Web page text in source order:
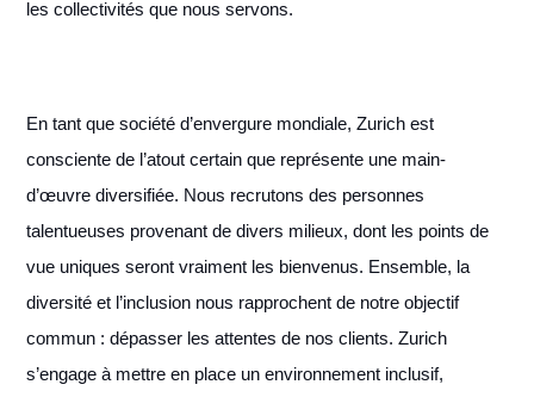
les collectivités que nous servons.
En tant que société d’envergure mondiale, Zurich est
consciente de l’atout certain que représente une main-
d’œuvre diversifiée. Nous recrutons des personnes
talentueuses provenant de divers milieux, dont les points de
vue uniques seront vraiment les bienvenus. Ensemble, la
diversité et l’inclusion nous rapprochent de notre objectif
commun : dépasser les attentes de nos clients. Zurich
s’engage à mettre en place un environnement inclusif,